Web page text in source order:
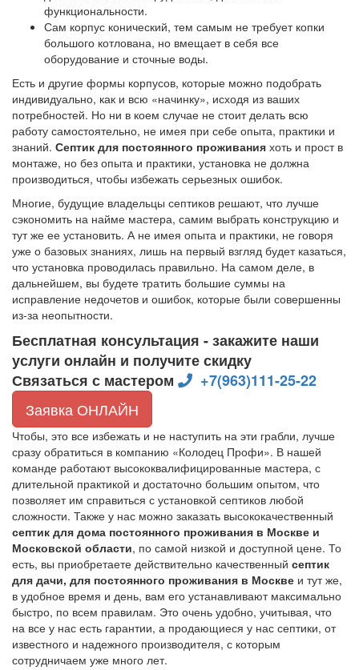
функциональности.
Сам корпус конический, тем самым не требует копки
большого котлована, но вмещает в себя все
оборудование и сточные воды.
Есть и другие формы корпусов, которые можно подобрать
индивидуально, как и всю «начинку», исходя из ваших
потребностей. Но ни в коем случае не стоит делать всю
работу самостоятельно, не имея при себе опыта, практики и
знаний. Септик для постоянного проживания хоть и прост в
монтаже, но без опыта и практики, установка не должна
производиться, чтобы избежать серьезных ошибок.
Многие, будущие владельцы септиков решают, что лучше
сэкономить на найме мастера, самим выбрать конструкцию и
тут же ее установить. А не имея опыта и практики, не говоря
уже о базовых знаниях, лишь на первый взгляд будет казаться,
что установка проводилась правильно. На самом деле, в
дальнейшем, вы будете тратить большие суммы на
исправление недочетов и ошибок, которые были совершенны
из-за неопытности.
Бесплатная консультация - закажите наши
услуги онлайн и получите скидку
Связаться с мастером
+7(963)111-25-22
Заявка ОНЛАЙН
Чтобы, это все избежать и не наступить на эти грабли, лучше
сразу обратиться в компанию «Колодец Профи». В нашей
команде работают высококвалифицированные мастера, с
длительной практикой и достаточно большим опытом, что
позволяет им справиться с установкой септиков любой
сложности. Также у нас можно заказать высококачественный
септик для дома постоянного проживания в Москве и
Московской области, по самой низкой и доступной цене. То
есть, вы приобретаете действительно качественный септик
для дачи, для постоянного проживания в Москве и тут же,
в удобное время и день, вам его устанавливают максимально
быстро, по всем правилам. Это очень удобно, учитывая, что
на все у нас есть гарантии, а продающиеся у нас септики, от
известного и надежного производителя, с которым
сотрудничаем уже много лет.